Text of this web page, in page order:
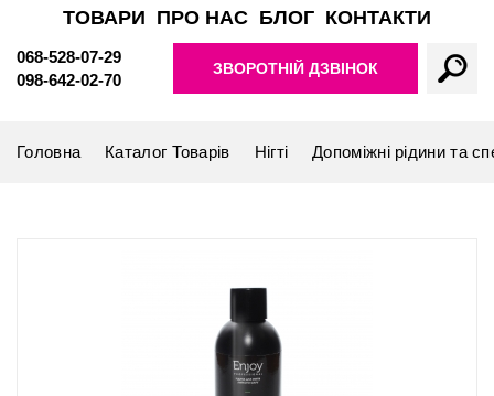
ТОВАРИ ПРО НАС БЛОГ КОНТАКТИ
068-528-07-29
098-642-02-70
ЗВОРОТНІЙ ДЗВІНОК
Головна Каталог Товарів Нігті Допоміжні рідини та